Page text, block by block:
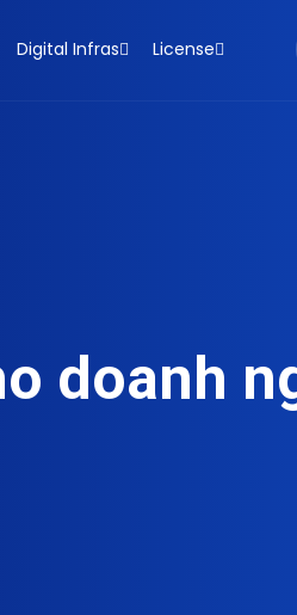
Digital Infras License
doanh